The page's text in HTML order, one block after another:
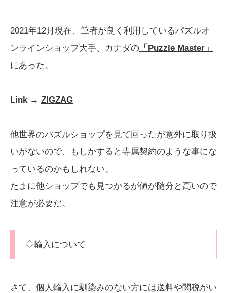
2021年12月現在、筆者が良く利用しているパズルオ
ンラインショップ大手、カナダの 「Puzzle Master」
にあった。
Link → ZIGZAG
他世界のパズルショップを見て回ったが意外に取り扱
いがないので、もしかすると専属契約のような事にな
っているのかもしれない。
たまに他ショップでも見つかるが値が随分と高いので
注意が必要だ。
♢輸入について
さて、個人輸入に馴染みのない方には送料や関税がい